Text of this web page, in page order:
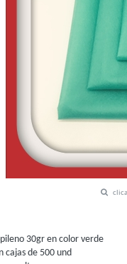
30gr en color verde
cajas de 500 und